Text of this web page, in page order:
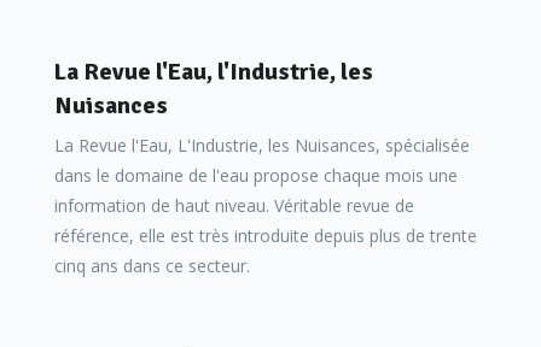
La Revue l'Eau, l'Industrie, les
Nuisances
La Revue l'Eau, L'Industrie, les Nuisances, spécialisée
dans le domaine de l'eau propose chaque mois une
information de haut niveau. Véritable revue de
référence, elle est très introduite depuis plus de trente
cinq ans dans ce secteur.